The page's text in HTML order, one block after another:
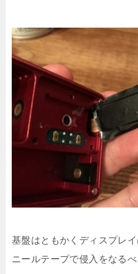
基盤はともかくディスプレ
ニールテープで侵入をなる